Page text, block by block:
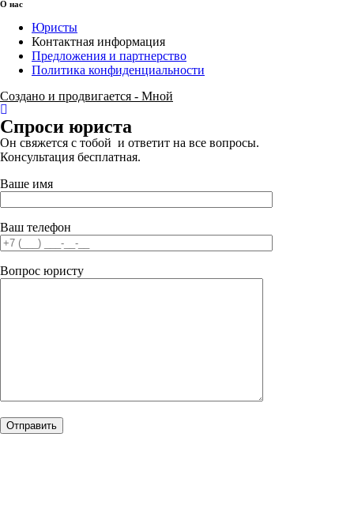
О нас
Юристы
Контактная информация
Предложения и партнерство
Политика конфиденциальности
Создано и продвигается - Мной
Спроси юриста
Он свяжется с тобой и ответит на все вопросы.
Консультация бесплатная.
Ваше имя
Ваш телефон
Вопрос юристу